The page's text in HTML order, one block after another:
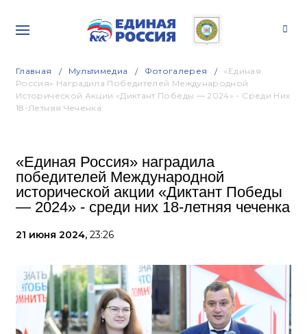
Главная Мультимедиа Фотогалерея
«Единая
Россия» Наградила Победителей Международной
Исторической Акции «Диктант Победы — 2024» - Среди Них
18-Летняя Чеченка
«Единая Россия» наградила
победителей Международной
исторической акции «Диктант Победы
— 2024» - среди них 18-летняя чеченка
21 июня 2024, 23:26